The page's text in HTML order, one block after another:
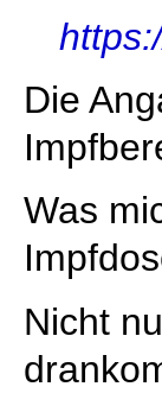
Die
Was
Nicht